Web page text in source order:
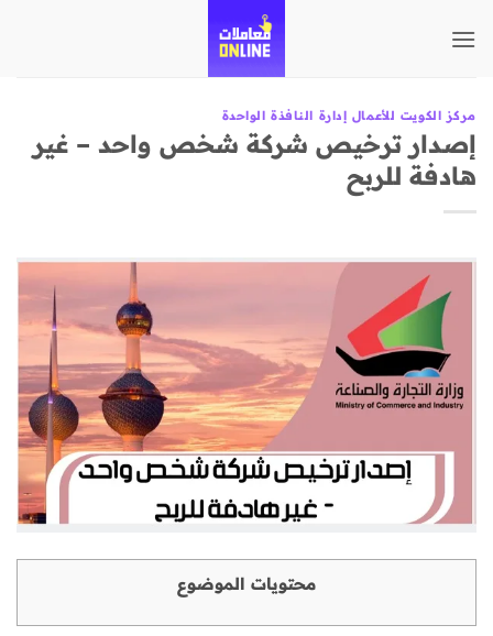
للمحتوى
مركز الكويت للأعمال إدارة النافذة الواحدة
إصدار ترخيص شركة شخص واحد – غير
هادفة للربح
محتويات الموضوع